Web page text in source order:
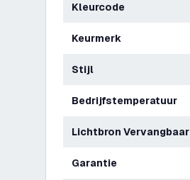
Kleurcode
Keurmerk
Stijl
Bedrijfstemperatuur
Lichtbron Vervangbaar
Garantie